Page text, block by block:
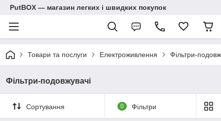
PutBOX — магазин легких і швидких покупок
Товари та послуги Електроживлення Фільтри-
Фільтри-подовжувачі
Сортування 0 Фільтри